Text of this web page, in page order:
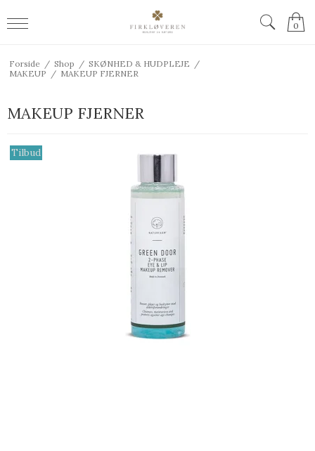
0
Forside / Shop / SKØNHED & HUDPLEJE /
MAKEUP / MAKEUP FJERNER
MAKEUP FJERNER
Tilbud